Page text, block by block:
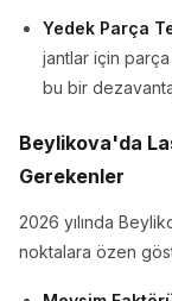
Yedek Parça
jantlar için
bu bir
Beylikova'da
Gerekenler
2026 yılında
noktalara özen